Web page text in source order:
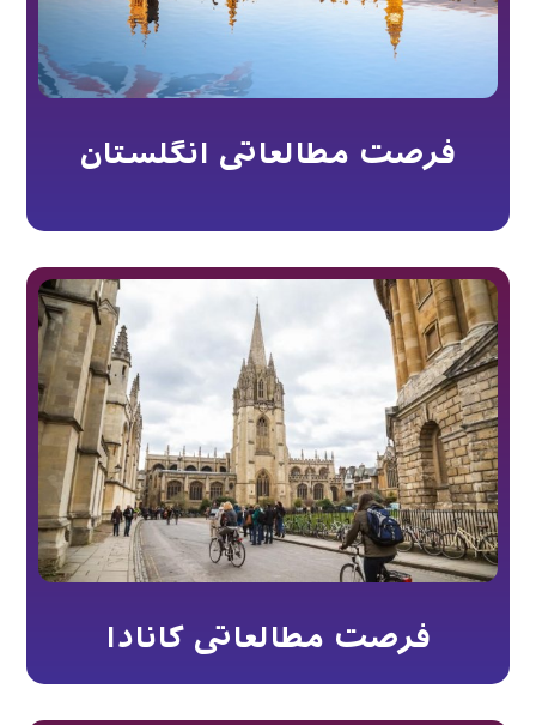
فرصت مطالعاتی انگلستان
فرصت مطالعاتی کانادا